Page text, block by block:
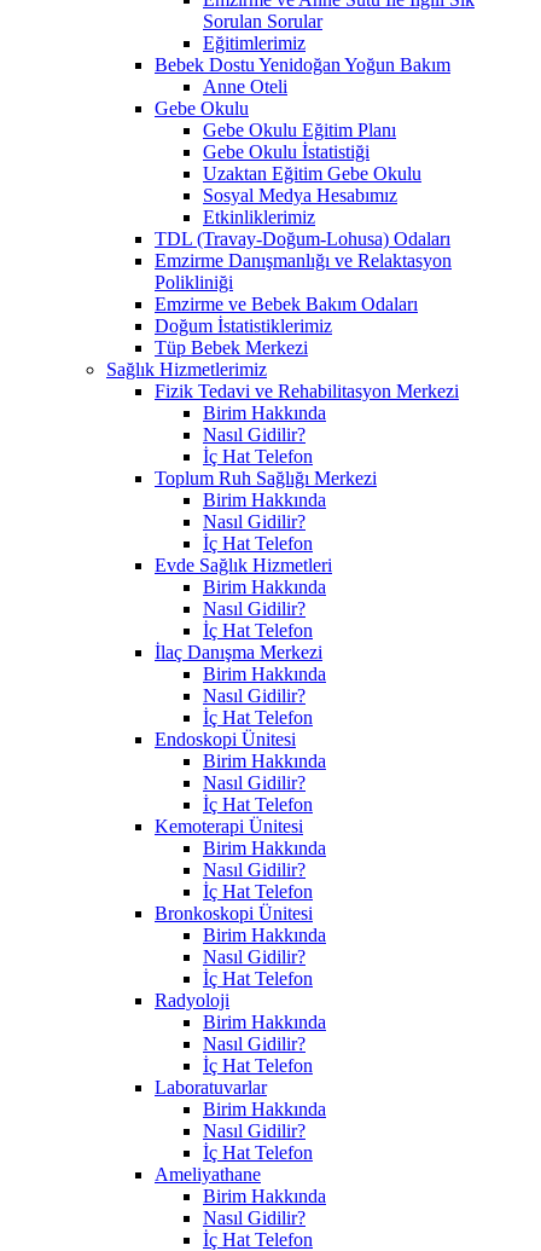
Sorulan Sorular
Eğitimlerimiz
Bebek Dostu Yenidoğan Yoğun Bakım
Anne Oteli
Gebe Okulu
Gebe Okulu Eğitim Planı
Gebe Okulu İstatistiği
Uzaktan Eğitim Gebe Okulu
Sosyal Medya Hesabımız
Etkinliklerimiz
TDL (Travay-Doğum-Lohusa) Odaları
Emzirme Danışmanlığı ve Relaktasyon
Polikliniği
Emzirme ve Bebek Bakım Odaları
Doğum İstatistiklerimiz
Tüp Bebek Merkezi
Sağlık Hizmetlerimiz
Fizik Tedavi ve Rehabilitasyon Merkezi
Birim Hakkında
Nasıl Gidilir?
İç Hat Telefon
Toplum Ruh Sağlığı Merkezi
Birim Hakkında
Nasıl Gidilir?
İç Hat Telefon
Evde Sağlık Hizmetleri
Birim Hakkında
Nasıl Gidilir?
İç Hat Telefon
İlaç Danışma Merkezi
Birim Hakkında
Nasıl Gidilir?
İç Hat Telefon
Endoskopi Ünitesi
Birim Hakkında
Nasıl Gidilir?
İç Hat Telefon
Kemoterapi Ünitesi
Birim Hakkında
Nasıl Gidilir?
İç Hat Telefon
Bronkoskopi Ünitesi
Birim Hakkında
Nasıl Gidilir?
İç Hat Telefon
Radyoloji
Birim Hakkında
Nasıl Gidilir?
İç Hat Telefon
Laboratuvarlar
Birim Hakkında
Nasıl Gidilir?
İç Hat Telefon
Ameliyathane
Birim Hakkında
Nasıl Gidilir?
İç Hat Telefon